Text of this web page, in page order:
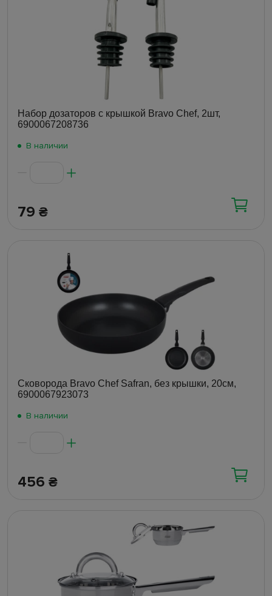
Набор дозаторов с крышкой Bravo Chef, 2шт,
6900067208736
В наличии
79 ₴
Сковорода Bravo Chef Safran, без крышки, 20см,
6900067923073
В наличии
456 ₴